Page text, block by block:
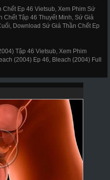
301 302 303
308 309 310
326 327 328
333 334 335
340 341 343
348
355
364
Ep 46 Vietsub, Xem Phim Sứ
Chết Tập 46 Thuyết Minh, Sứ Giả
Download Sứ Giả Thần Chết Ep
Tập 46 Vietsub, Xem Phim
(2004) Ep 46, Bleach (2004) Full